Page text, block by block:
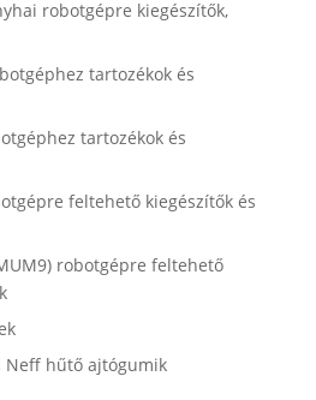
robotgépre kiegészítők,
tartozékok és
tartozékok és
feltehető kiegészítők és
robotgépre feltehető
Neff hűtő ajtógumik